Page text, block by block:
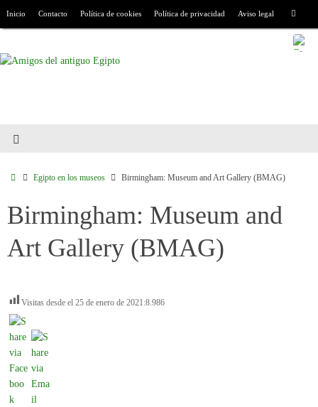
Inicio Contacto Política de cookies Política de privacidad Aviso legal
Egipto en los museos Birmingham: Museum and Art Gallery (BMAG)
Birmingham: Museum and
Art Gallery (BMAG)
Visitas desde el 25 de enero de 2021:8.986